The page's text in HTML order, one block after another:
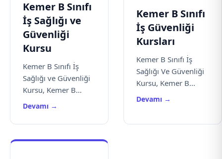
Kemer B Sınıfı
İş Sağlığı ve
Güvenliği
Kursu
Kemer B Sınıfı İş
Sağlığı ve Güvenliği
Kursu, Kemer B...
Devamı →
Kemer B Sınıfı
İş Güvenliği
Kursları
Kemer B Sınıfı İş
Sağlığı Ve Güvenliği
Kursu, Kemer B...
Devamı →